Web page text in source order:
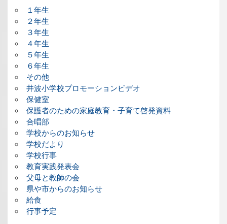
１年生
２年生
３年生
４年生
５年生
６年生
その他
井波小学校プロモーションビデオ
保健室
保護者のための家庭教育・子育て啓発資料
合唱部
学校からのお知らせ
学校だより
学校行事
教育実践発表会
父母と教師の会
県や市からのお知らせ
給食
行事予定